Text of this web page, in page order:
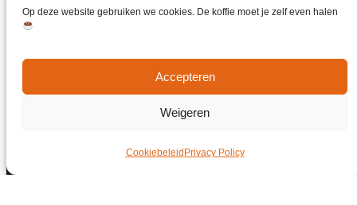
Op deze website gebruiken we cookies. De koffie moet je zelf even halen
Accepteren
Weigeren
Cookiebeleid Privacy Policy